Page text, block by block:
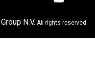
N.V. All rights reserved.